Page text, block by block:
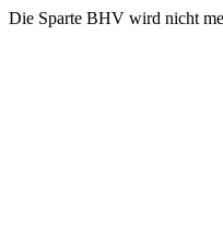
Die Sparte BHV wird nicht